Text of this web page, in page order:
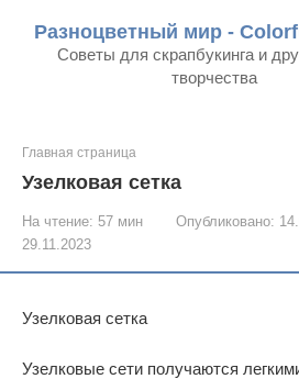
контенту
Разноцветный мир -
Советы для скрапбукинга и
творчества
Главная страница
Узелковая сетка
На чтение: 57 мин Опубликовано:
29.11.2023
Узелковая сетка
Узелковые сети получаются